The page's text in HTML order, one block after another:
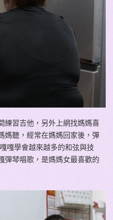
練習吉他，另外上網找媽媽喜
媽聽，經常在媽媽回家後，彈
嘎學會越來越多的和弦與技
彈琴唱歌，是媽媽女最喜歡的